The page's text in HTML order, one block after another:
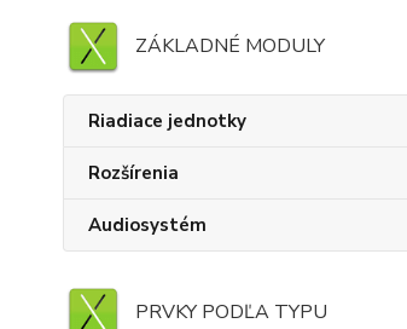
ZÁKLADNÉ MODULY
Riadiace jednotky
Rozšírenia
Audiosystém
PRVKY PODĽA TYPU